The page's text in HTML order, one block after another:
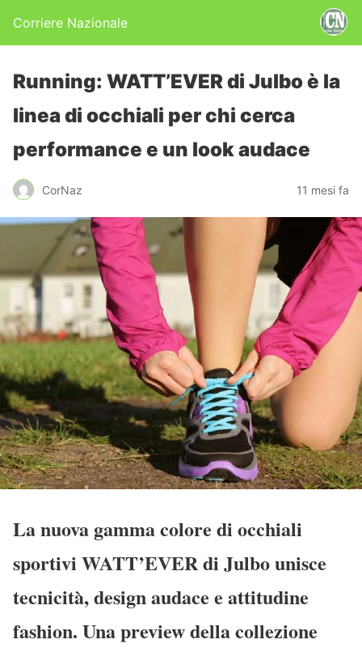
Corriere Nazionale
Running: WATT’EVER di Julbo è la
linea di occhiali per chi cerca
performance e un look audace
CorNaz 11 mesi fa
La nuova gamma colore di occhiali
sportivi WATT’EVER di Julbo unisce
tecnicità, design audace e attitudine
fashion. Una preview della collezione